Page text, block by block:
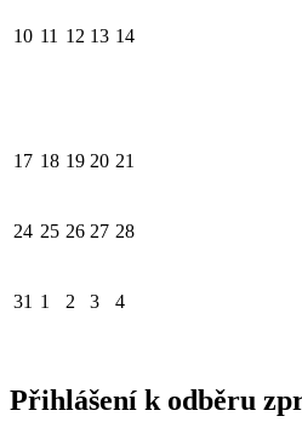
10 11 12 13 14
17 18 19 20 21
24 25 26 27 28
31 1 2 3 4
Přihlášení k odběru